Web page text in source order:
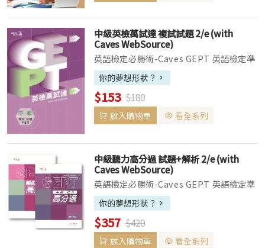
中級英檢萬試達 複試試題 2/e (with
Caves WebSource)
英語檢定必勝術-Caves GEPT 英語檢定準
備必勝術：閱讀高分過 、聽力高分過 、英
檢萬試達 、TOEIC主題字彙快易通 ▌試題
本收錄六回模擬試題，解析本內提供多個單
元...
你的夢想形狀？
$153 $180
放入購物車 看全系列
中級聽力高分過 試題+解析 2/e (with
Caves WebSource)
英語檢定必勝術-Caves GEPT 英語檢定準
備必勝術：閱讀高分過、聽力高分過、英檢
萬試達、TOEIC主題字彙快易通 ▌試題本
收錄十回完整聽力測驗試題，一網打盡新制
全民英...
你的夢想形狀？
$357 $420
放入購物車 看全系列